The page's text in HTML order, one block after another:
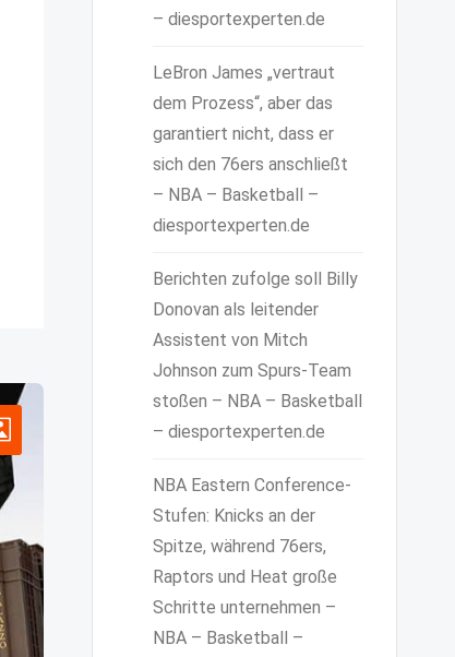
– diesportexperten.de
LeBron James „vertraut
dem Prozess“, aber das
garantiert nicht, dass er
sich den 76ers anschließt
– NBA – Basketball –
diesportexperten.de
Berichten zufolge soll Billy
Donovan als leitender
Assistent von Mitch
Johnson zum Spurs-Team
stoßen – NBA – Basketball
– diesportexperten.de
NBA Eastern Conference-
Stufen: Knicks an der
Spitze, während 76ers,
Raptors und Heat große
Schritte unternehmen –
NBA – Basketball –